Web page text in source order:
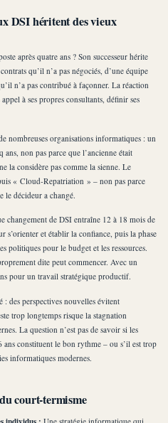
DSI héritent des vieux
après quatre ans ? Son successeur hérite
qu’il n’a pas négociés, d’une équipe
n’a pas contribué à façonner. La réaction
à ses propres consultants, définir ses
nombreuses organisations informatiques : un
ans, non pas parce que l’ancienne était
la considère pas comme la sienne. Le
« Cloud-Repatriation » – non pas parce
le décideur a changé.
changement de DSI entraîne 12 à 18 mois de
et établir la confiance, puis la phase
politiques pour le budget et les ressources.
dite peut commencer. Avec un
pour un travail stratégique productif.
des perspectives nouvelles évitent
trop longtemps risque la stagnation
La question n’est pas de savoir si les
constituent le bon rythme – ou s’il est trop
informatiques modernes.
court-termisme